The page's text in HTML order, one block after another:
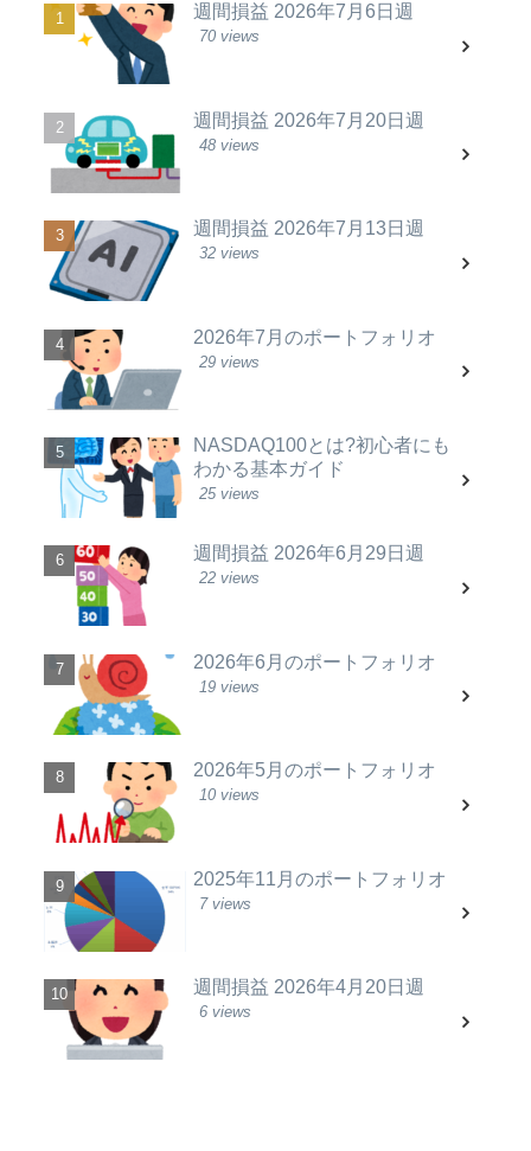
週間損益 2026年7月6日週
70 views
週間損益 2026年7月20日週
48 views
週間損益 2026年7月13日週
32 views
2026年7月のポートフォリオ
29 views
NASDAQ100とは?初心者にも
わかる基本ガイド
25 views
週間損益 2026年6月29日週
22 views
2026年6月のポートフォリオ
19 views
2026年5月のポートフォリオ
10 views
2025年11月のポートフォリオ
7 views
週間損益 2026年4月20日週
6 views